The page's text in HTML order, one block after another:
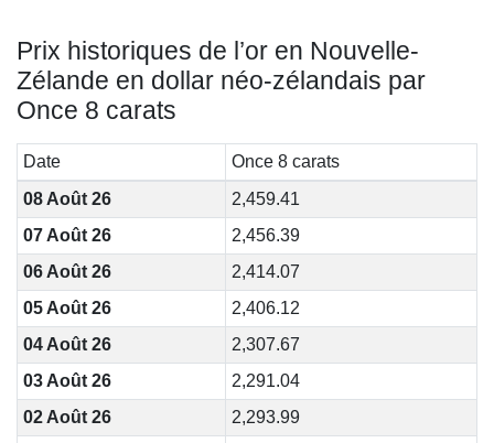
Prix historiques de l’or en Nouvelle-
Zélande en dollar néo-zélandais par
Once 8 carats
Date
Once 8 carats
08 Août 26
2,459.41
07 Août 26
2,456.39
06 Août 26
2,414.07
05 Août 26
2,406.12
04 Août 26
2,307.67
03 Août 26
2,291.04
02 Août 26
2,293.99